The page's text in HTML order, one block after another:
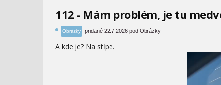
112 - Mám problém, je tu
Obrázky pridané 22.7.2026 pod Obrázky
A kde je? Na stĺpe.